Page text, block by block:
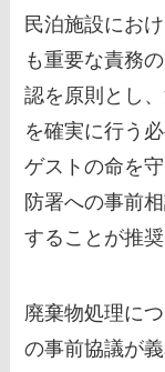
民泊施設にお
も重要な責務
認を原則とし
を確実に行う
ゲストの命を
防署への事前
することが推
廃棄物処理に
の事前協議が